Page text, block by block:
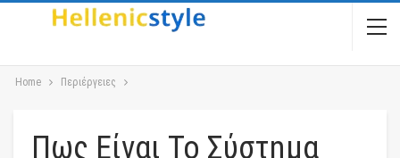
Home Περιέργειες
Πως Είναι Το Σύστημα